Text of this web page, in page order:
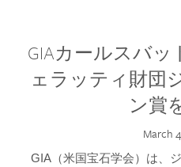
GIAカールスバ
ェラッティ財団
ン賞
March
GIA（米国宝石学会）は、